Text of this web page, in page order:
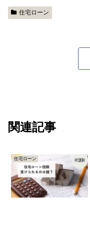
住宅ローン
関連記事
住宅ローン